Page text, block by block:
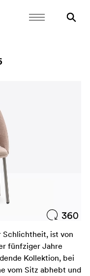
Schlichtheit, ist von
fünfziger Jahre
Kollektion, bei
vom Sitz abhebt und